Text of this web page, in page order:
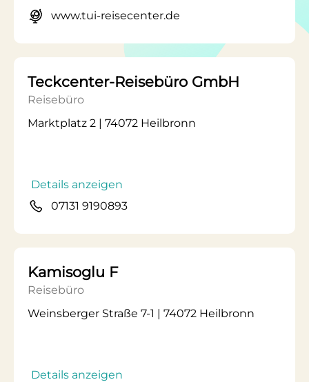
www.tui-reisecenter.de
Teckcenter-Reisebüro GmbH
Reisebüro
Marktplatz 2 | 74072 Heilbronn
Details anzeigen
07131 9190893
Kamisoglu F
Reisebüro
Weinsberger Straße 7-1 | 74072 Heilbronn
Details anzeigen